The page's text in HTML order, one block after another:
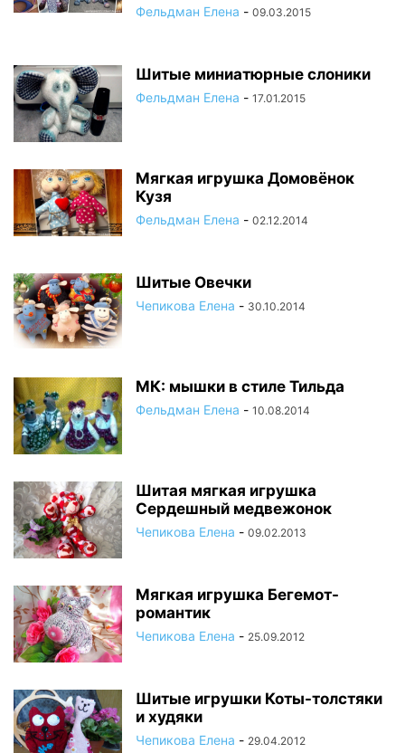
Фельдман Елена - 09.03.2015
Шитые миниатюрные слоники
Фельдман Елена - 17.01.2015
Мягкая игрушка Домовёнок
Кузя
Фельдман Елена - 02.12.2014
Шитые Овечки
Чепикова Елена - 30.10.2014
МК: мышки в стиле Тильда
Фельдман Елена - 10.08.2014
Шитая мягкая игрушка
Сердешный медвежонок
Чепикова Елена - 09.02.2013
Мягкая игрушка Бегемот-
романтик
Чепикова Елена - 25.09.2012
Шитые игрушки Коты-толстяки
и худяки
Чепикова Елена - 29.04.2012